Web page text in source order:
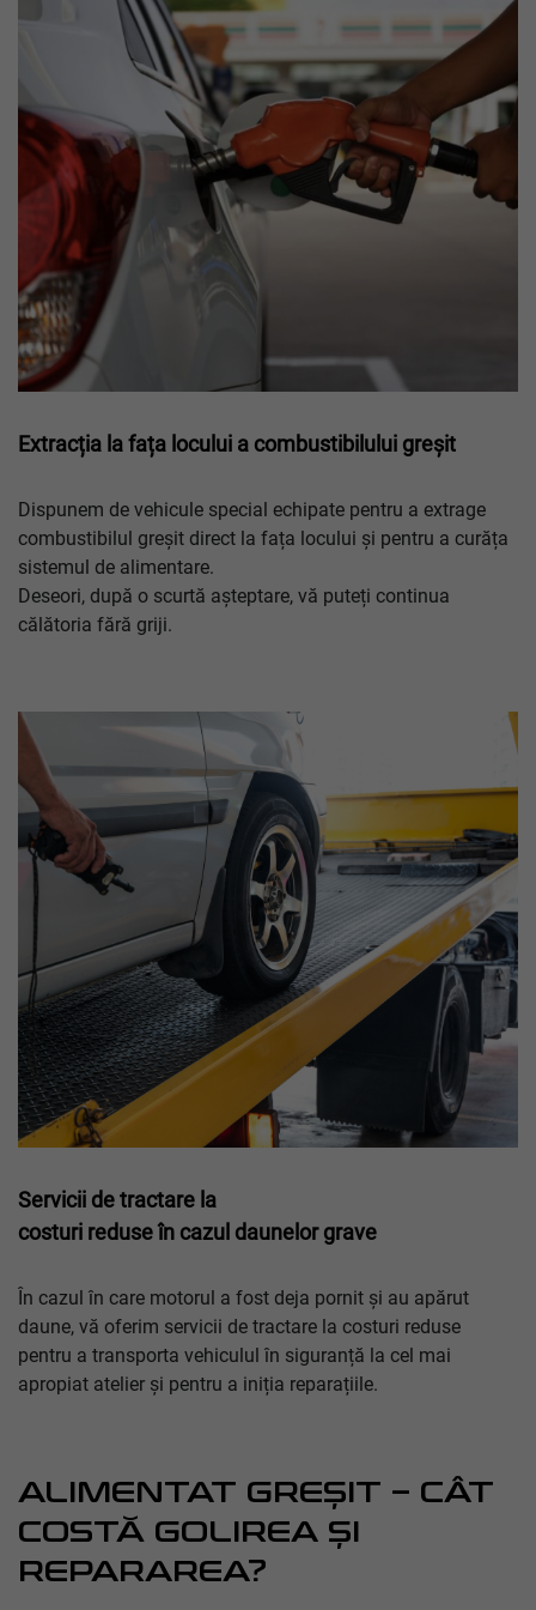
Extracția la fața locului a combustibilului greșit
Dispunem de vehicule special echipate pentru a extrage
combustibilul greșit direct la fața locului și pentru a curăța
sistemul de alimentare.
Deseori, după o scurtă așteptare, vă puteți continua
călătoria fără griji.
Servicii de tractare la
costuri reduse în cazul daunelor grave
În cazul în care motorul a fost deja pornit și au apărut
daune, vă oferim servicii de tractare la costuri reduse
pentru a transporta vehiculul în siguranță la cel mai
apropiat atelier și pentru a iniția reparațiile.
ALIMENTAT GREȘIT – CÂT
COSTĂ GOLIREA ȘI
REPARAREA?